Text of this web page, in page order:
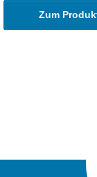
Zum